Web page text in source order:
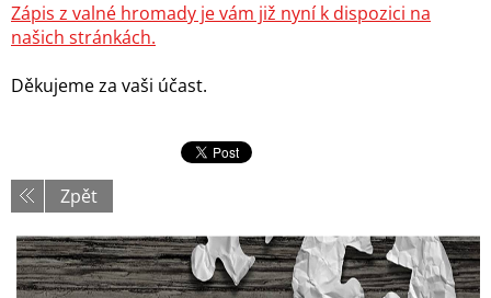
Zápis z valné hromady je vám již nyní k dispozici na
našich stránkách.
Děkujeme za vaši účast.
Zpět